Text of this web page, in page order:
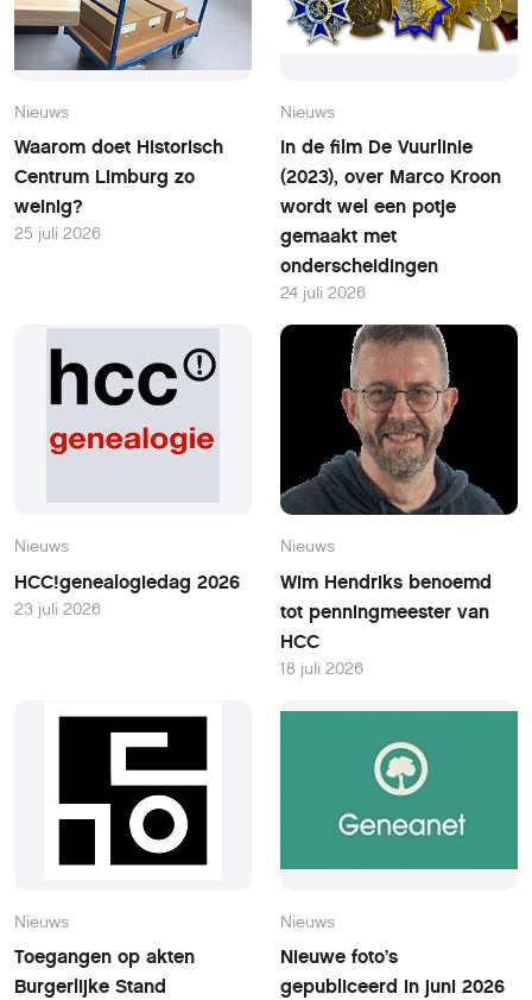
Nieuws
Waarom doet Historisch
Centrum Limburg zo
weinig?
25 juli 2026
Nieuws
In de film De Vuurlinie
(2023), over Marco Kroon
wordt wel een potje
gemaakt met
onderscheidingen
24 juli 2026
Nieuws
HCC!genealogiedag 2026
23 juli 2026
Nieuws
Wim Hendriks benoemd
tot penningmeester van
HCC
18 juli 2026
Nieuws
Toegangen op akten
Burgerlijke Stand
Nieuws
Nieuwe foto’s
gepubliceerd in juni 2026